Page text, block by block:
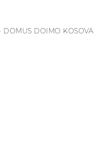
DOMUS DOIMO KOSOVA